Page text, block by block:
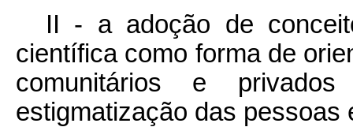
II - a adoção de
científica como forma de
comunitários e
estigmatização das